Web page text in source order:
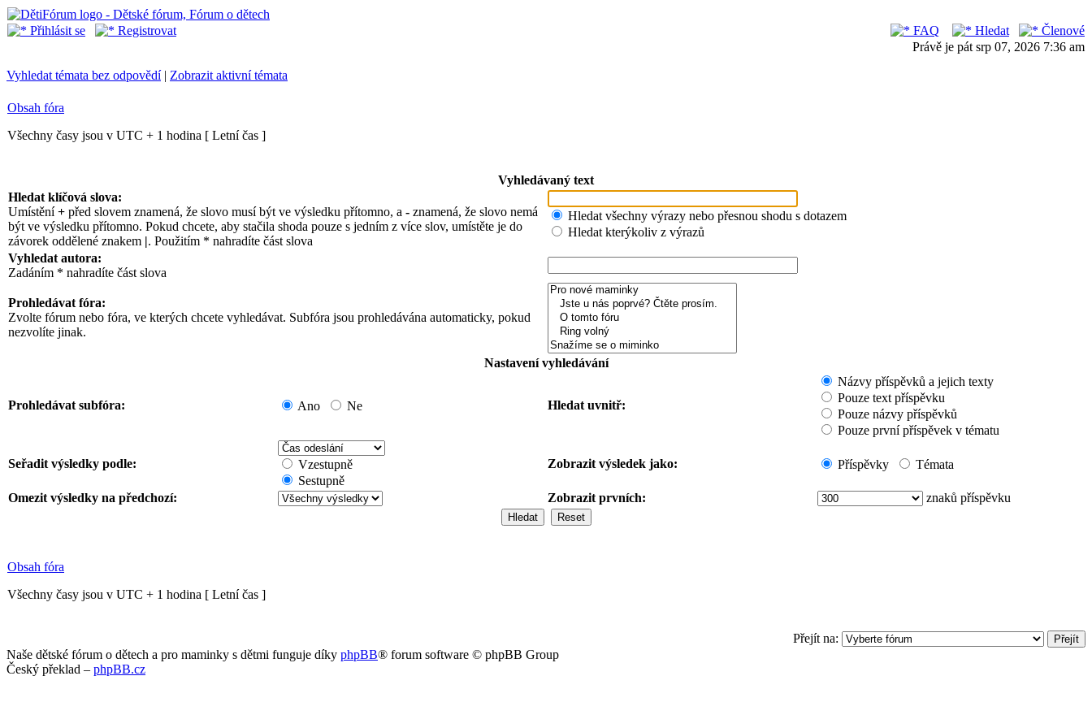
Přihlásit se Registrovat FAQ Hledat
Členové
Právě je pát srp 07, 2026 7:36 am
Vyhledat témata bez odpovědí| Zobrazit aktivní témata
Obsah fóra
Všechny časy jsou v UTC + 1 hodina [ Letní čas ]
Vyhledávaný text
Hledat klíčová slova:
Umístění+ před slovem znamená, že slovo musí být ve výsledku přítomno, a - znamená, že slovo nemá
být ve výsledku přítomno. Pokud chcete, aby stačila shoda pouze s jedním z více slov, umístěte je do
závorek oddělené znakem |. Použitím * nahradíte část slova
Hledat všechny výrazy nebo přesnou shodu s dotazem
Hledat kterýkoliv z výrazů
Vyhledat autora:
Zadáním * nahradíte část slova
Prohledávat fóra:
Zvolte fórum nebo fóra, ve kterých chcete vyhledávat. Subfóra jsou prohledávána automaticky, pokud
nezvolíte jinak.
Nastavení vyhledávání
Prohledávat subfóra: Ano Ne Hledat uvnitř:
Názvy příspěvků a jejich texty
Pouze text příspěvku
Pouze názvy příspěvků
Pouze první příspěvek v tématu
Seřadit výsledky podle:
Vzestupně
Sestupně
Zobrazit výsledek jako: Příspěvky Témata
Omezit výsledky na předchozí: Zobrazit prvních: znaků příspěvku
Obsah fóra
Všechny časy jsou v UTC + 1 hodina [ Letní čas ]
Přejít na:
Naše dětské fórum o dětech a pro maminky s dětmi funguje díky phpBB® forum software © phpBB Group
Český překlad – phpBB.cz